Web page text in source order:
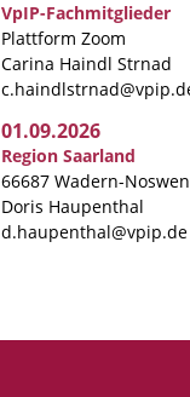
VpIP-Fachmitglieder
Plattform Zoom
Carina Haindl Strnad
01.09.2026
Region Saarland
66687 Wadern-
Doris Haupenthal
d.haupenthal@vpip.de